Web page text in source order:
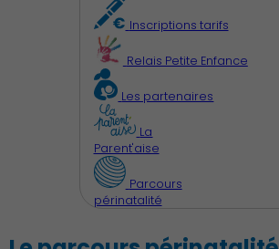
Inscriptions tarifs
Relais Petite Enfance
Les partenaires
La
Parent'aise
Parcours
périnatalité